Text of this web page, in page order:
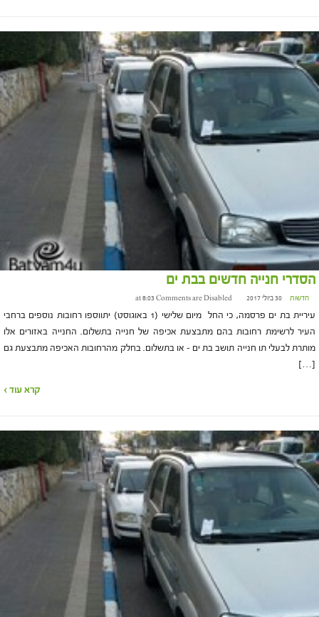
הסדרי חנייה חדשים בבת ים
חדשות 30 ביולי 2017 at 8:03 Comments are Disabled
עיריית בת ים פרסמה, כי החל מיום שלישי (1 באוגוסט) יתווספו רחובות נוספים ברחבי
העיר לרשימת רחובות בהם מתבצעת אכיפה של חנייה בתשלום. החנייה באזורים אלו
מותרת לבעלי תו חנייה תושב בת ים – או בתשלום. בחלק מהרחובות האכיפה מתבצעת גם
[…]
קרא עוד ›